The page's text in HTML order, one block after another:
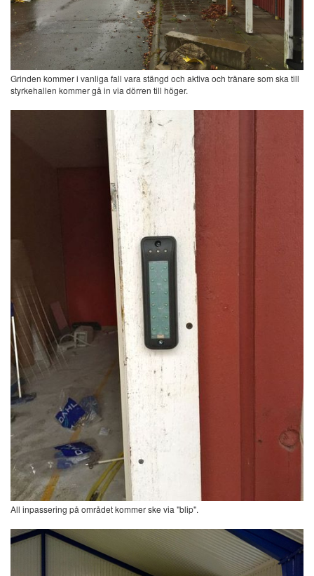
Grinden kommer i vanliga fall vara stängd och aktiva och tränare som ska till
styrkehallen kommer gå in via dörren till höger.
All inpassering på området kommer ske via "blip".